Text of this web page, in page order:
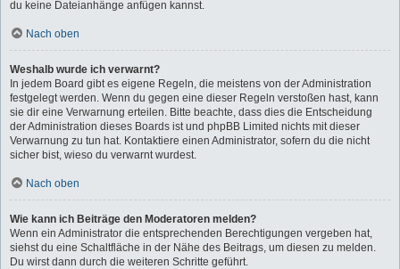
du keine Dateianhänge anfügen kannst.
Nach oben
Weshalb wurde ich verwarnt?
In jedem Board gibt es eigene Regeln, die meistens von der Administration
festgelegt werden. Wenn du gegen eine dieser Regeln verstoßen hast, kann
sie dir eine Verwarnung erteilen. Bitte beachte, dass dies die Entscheidung
der Administration dieses Boards ist und phpBB Limited nichts mit dieser
Verwarnung zu tun hat. Kontaktiere einen Administrator, sofern du die nicht
sicher bist, wieso du verwarnt wurdest.
Nach oben
Wie kann ich Beiträge den Moderatoren melden?
Wenn ein Administrator die entsprechenden Berechtigungen vergeben hat,
siehst du eine Schaltfläche in der Nähe des Beitrags, um diesen zu melden.
Du wirst dann durch die weiteren Schritte geführt.